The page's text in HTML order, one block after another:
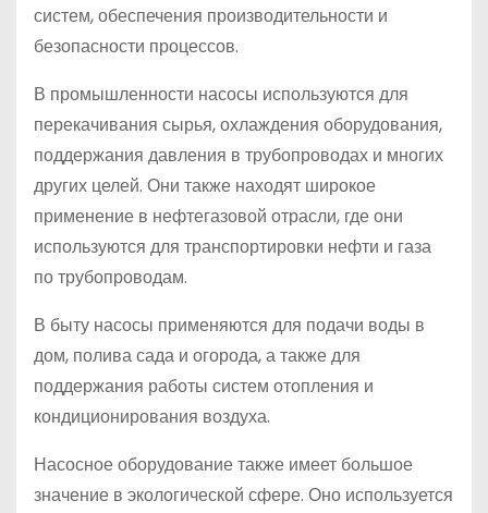
систем, обеспечения производительности и
безопасности процессов.
В промышленности насосы используются для
перекачивания сырья, охлаждения оборудования,
поддержания давления в трубопроводах и многих
других целей. Они также находят широкое
применение в нефтегазовой отрасли, где они
используются для транспортировки нефти и газа
по трубопроводам.
В быту насосы применяются для подачи воды в
дом, полива сада и огорода, а также для
поддержания работы систем отопления и
кондиционирования воздуха.
Насосное оборудование также имеет большое
значение в экологической сфере. Оно используется